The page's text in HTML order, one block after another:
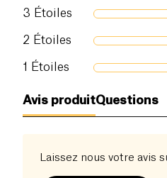
3 Étoiles
2 Étoiles
1 Étoiles
Avis produitQuestions
Laissez nous votre avis